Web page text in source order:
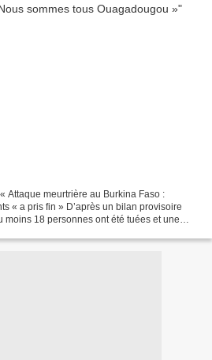
Attaque meurtrière au Burkina Faso :
« a pris fin » D’après un bilan provisoire
moins 18 personnes ont été tuées et une